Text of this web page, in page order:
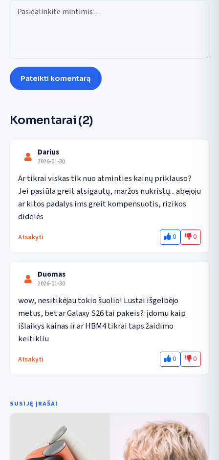
Pateikti komentarą
Komentarai (2)
Darius
2026-01-30
Ar tikrai viskas tik nuo atminties kainų priklauso?
Jei pasiūla greit atsigautų, maržos nukristų... abejoju
ar kitos padalys ims greit kompensuotis, rizikos
didelės
Atsakyti 0 0
Duomas
2026-01-30
wow, nesitikėjau tokio šuolio! Lustai išgelbėjo
metus, bet ar Galaxy S26 tai pakeis?  įdomu kaip
išlaikys kainas ir ar HBM4 tikrai taps žaidimo
keitikliu
Atsakyti 0 0
SUSIJĘ ĮRAŠAI